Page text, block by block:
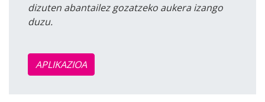
dizuten abantailez gozatzeko aukera izango
duzu.
APLIKAZIOA